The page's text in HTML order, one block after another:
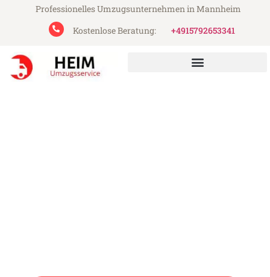
Professionelles Umzugsunternehmen in Mannheim
Kostenlose Beratung:
+4915792653341